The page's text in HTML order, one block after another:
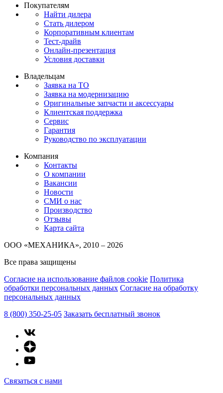
Покупателям
Найти дилера
Стать дилером
Корпоративным клиентам
Тест-драйв
Онлайн-презентация
Условия доставки
Владельцам
Заявка на ТО
Заявка на модернизацию
Оригинальные запчасти и аксессуары
Клиентская поддержка
Сервис
Гарантия
Руководство по эксплуатации
Компания
Контакты
О компании
Вакансии
Новости
СМИ о нас
Производство
Отзывы
Карта сайта
ООО «МЕХАНИКА», 2010 – 2026
Все права защищены
Согласие на использование файлов cookie Политика
обработки персональных данных Согласие на обработку
персональных данных
8 (800) 350-25-05 Заказать бесплатный звонок
Связаться с нами